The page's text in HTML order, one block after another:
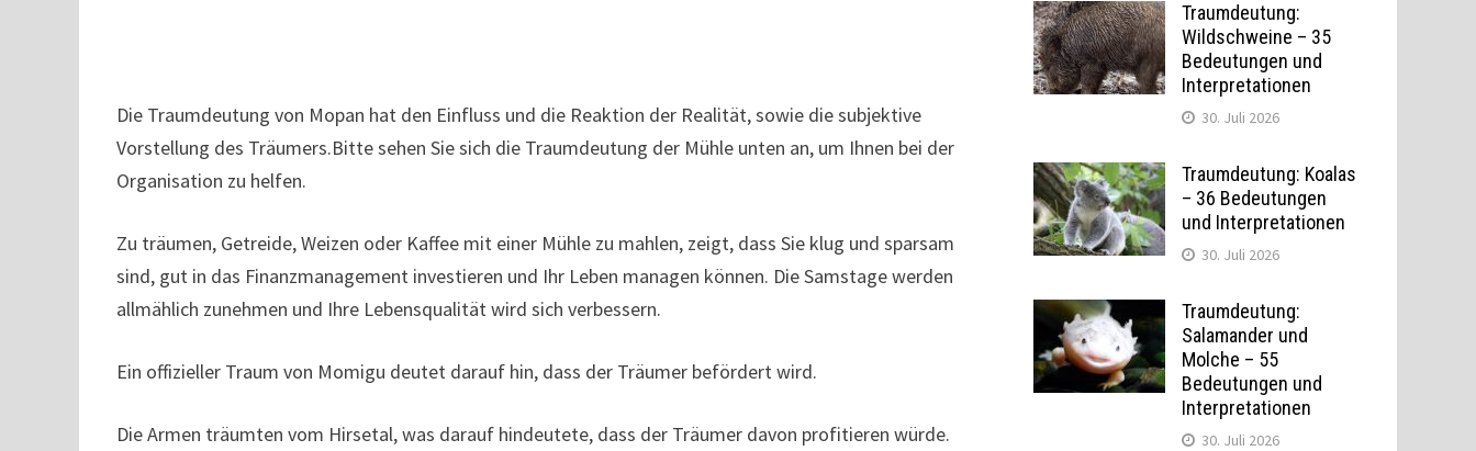
Die Traumdeutung von Mopan hat den Einfluss und die Reaktion der Realität, sowie die subjektive
Vorstellung des Träumers.Bitte sehen Sie sich die Traumdeutung der Mühle unten an, um Ihnen bei der
Organisation zu helfen.
Zu träumen, Getreide, Weizen oder Kaffee mit einer Mühle zu mahlen, zeigt, dass Sie klug und sparsam
sind, gut in das Finanzmanagement investieren und Ihr Leben managen können. Die Samstage werden
allmählich zunehmen und Ihre Lebensqualität wird sich verbessern.
Ein offizieller Traum von Momigu deutet darauf hin, dass der Träumer befördert wird.
Die Armen träumten vom Hirsetal, was darauf hindeutete, dass der Träumer davon profitieren würde.
Traumdeutung:
Wildschweine – 35
Bedeutungen und
Interpretationen
30. Juli 2026
Traumdeutung: Koalas
– 36 Bedeutungen
und Interpretationen
30. Juli 2026
Traumdeutung:
Salamander und
Molche – 55
Bedeutungen und
Interpretationen
30. Juli 2026